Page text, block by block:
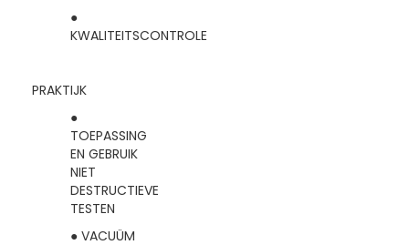
●
KWALITEITSCONTROLE
PRAKTIJK
●
TOEPASSING
EN GEBRUIK
NIET
DESTRUCTIEVE
TESTEN
● VACUÜM